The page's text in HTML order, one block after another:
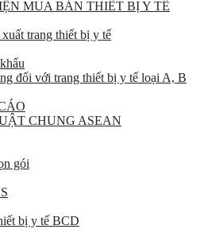
MUA BÁN THIẾT BỊ Y TẾ
trang thiết bị y tế
đối với trang thiết bị y tế loại A, B
CHUNG ASEAN
gói
bị y tế BCD